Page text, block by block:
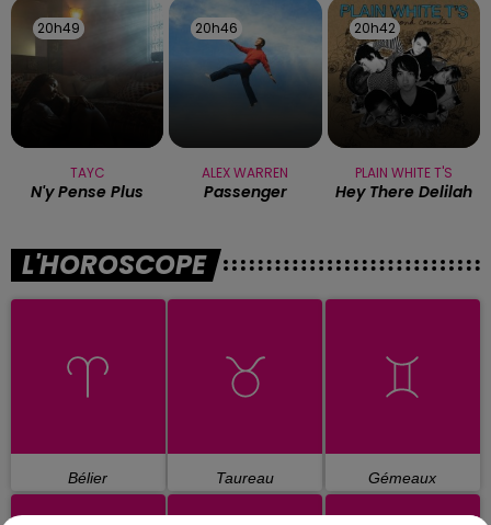
20h49
20h49
TAYC
N'y Pense Plus
20h46
20h46
ALEX WARREN
Passenger
20h42
20h42
PLAIN WHITE T'S
Hey There Delilah
L'HOROSCOPE
Bélier Taureau Gémeaux